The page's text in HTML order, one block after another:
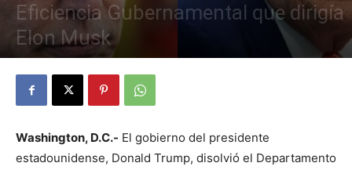
Eficiencia Gubernamental que dirigía
Elon Musk
By Julio Valdez - noviembre 24, 2025 19
Washington, D.C.- El gobierno del presidente
estadounidense, Donald Trump, disolvió el Departamento